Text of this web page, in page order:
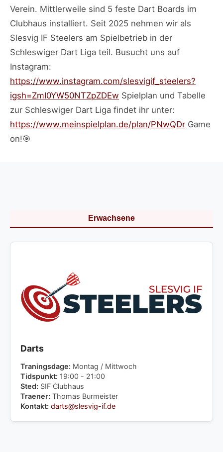
Verein. Mittlerweile sind 5 feste Dart Boards im
Clubhaus installiert. Seit 2025 nehmen wir als
Slesvig IF Steelers am Spielbetrieb in der
Schleswiger Dart Liga teil. Busucht uns auf
Instagram:
https://www.instagram.com/slesvigif_steelers?
igsh=ZmI0YW50NTZpZDEw Spielplan und Tabelle
zur Schleswiger Dart Liga findet ihr unter:
https://www.meinspielplan.de/plan/PNwQDr Game
on!🎯
Erwachsene
Darts
Traningsdage: Montag / Mittwoch
Tidspunkt: 19:00 - 21:00
Sted: SIF Clubhaus
Traener: Thomas Burmeister
Kontakt: darts@slesvig-if.de